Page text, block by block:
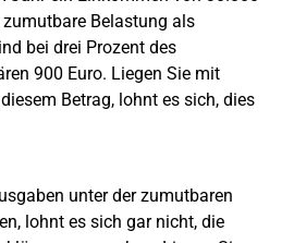
zumutbare Belastung als
bei drei Prozent des
900 Euro. Liegen Sie mit
Betrag, lohnt es sich, dies
unter der zumutbaren
lohnt es sich gar nicht, die